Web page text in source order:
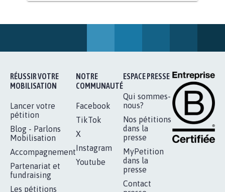
AGRESSION DE MON FILS THÉO :
SOYONS TOUS MOBILISÉS...
16.863 signatures
Je signe